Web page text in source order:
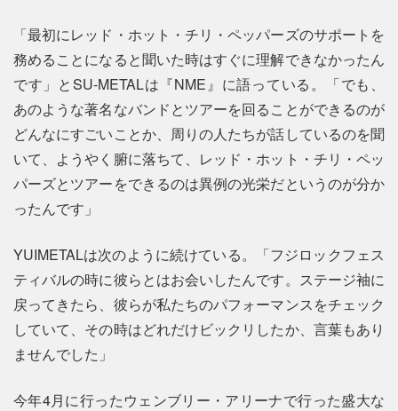
「最初にレッド・ホット・チリ・ペッパーズのサポートを
務めることになると聞いた時はすぐに理解できなかったん
です」とSU-METALは『NME』に語っている。「でも、
あのような著名なバンドとツアーを回ることができるのが
どんなにすごいことか、周りの人たちが話しているのを聞
いて、ようやく腑に落ちて、レッド・ホット・チリ・ペッ
パーズとツアーをできるのは異例の光栄だというのが分か
ったんです」
YUIMETALは次のように続けている。「フジロックフェス
ティバルの時に彼らとはお会いしたんです。ステージ袖に
戻ってきたら、彼らが私たちのパフォーマンスをチェック
していて、その時はどれだけビックリしたか、言葉もあり
ませんでした」
今年4月に行ったウェンブリー・アリーナで行った盛大な